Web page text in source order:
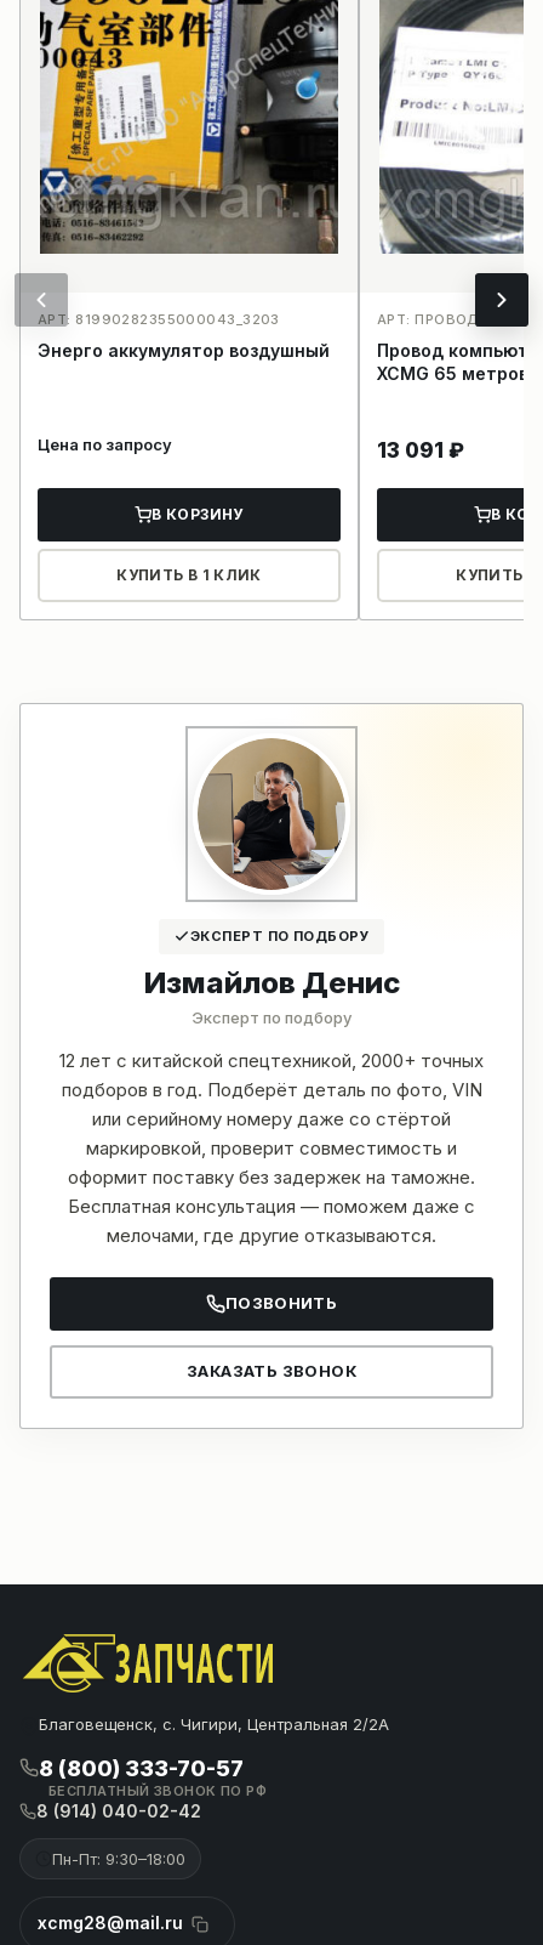
АРТ: 81990282355000043_3203
Энерго аккумулятор воздушный
Цена по запросу
В КОРЗИНУ
КУПИТЬ В 1 КЛИК
АРТ: ПРОВОД
Провод
XCMG 65 метров
13 091 ₽
В
КУПИТЬ В
ЭКСПЕРТ ПО ПОДБОРУ
Измайлов Денис
Эксперт по подбору
12 лет с китайской спецтехникой, 2000+ точных
подборов в год. Подберёт деталь по фото, VIN
или серийному номеру даже со стёртой
маркировкой, проверит совместимость и
оформит поставку без задержек на таможне.
Бесплатная консультация — поможем даже с
мелочами, где другие отказываются.
ПОЗВОНИТЬ
ЗАКАЗАТЬ ЗВОНОК
Благовещенск, с. Чигири, Центральная 2/2А
8 (800) 333-70-57
БЕСПЛАТНЫЙ ЗВОНОК ПО РФ
8 (914) 040-02-42
Пн-Пт: 9:30–18:00
xcmg28@mail.ru